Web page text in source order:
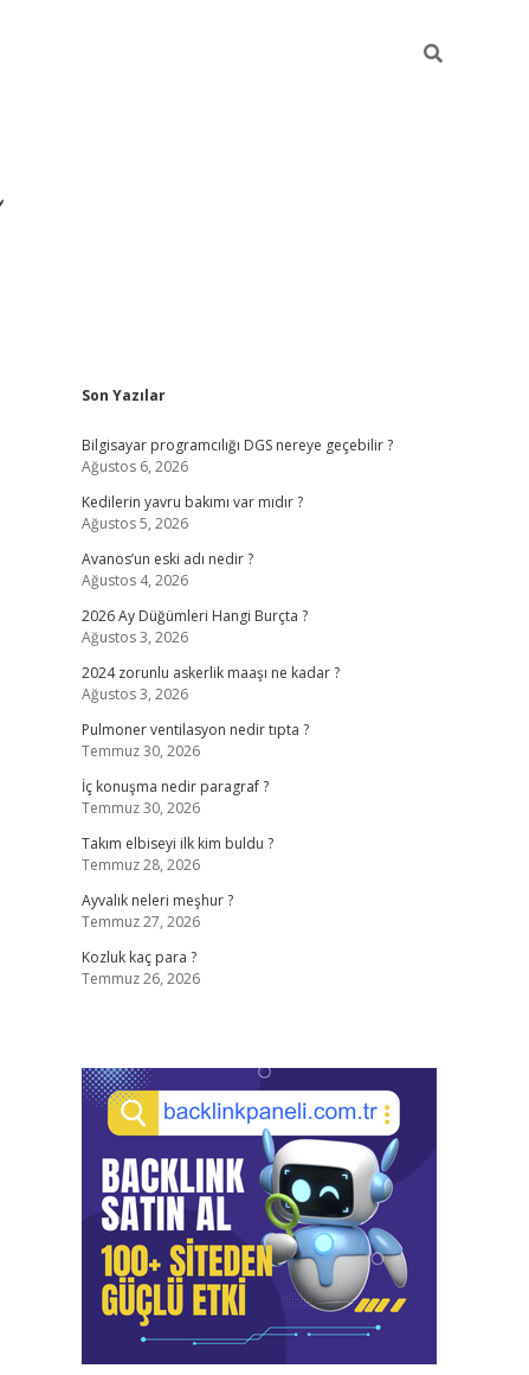
Sidebar
Son Yazılar
Bilgisayar programcılığı DGS nereye geçebilir ?
Ağustos 6, 2026
Kedilerin yavru bakımı var mıdır ?
Ağustos 5, 2026
Avanos’un eski adı nedir ?
Ağustos 4, 2026
2026 Ay Düğümleri Hangi Burçta ?
Ağustos 3, 2026
2024 zorunlu askerlik maaşı ne kadar ?
Ağustos 3, 2026
Pulmoner ventilasyon nedir tıpta ?
Temmuz 30, 2026
İç konuşma nedir paragraf ?
Temmuz 30, 2026
Takım elbiseyi ilk kim buldu ?
Temmuz 28, 2026
Ayvalık neleri meşhur ?
Temmuz 27, 2026
Kozluk kaç para ?
Temmuz 26, 2026